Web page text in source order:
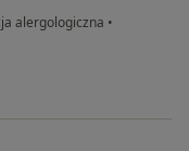
alergologiczna •